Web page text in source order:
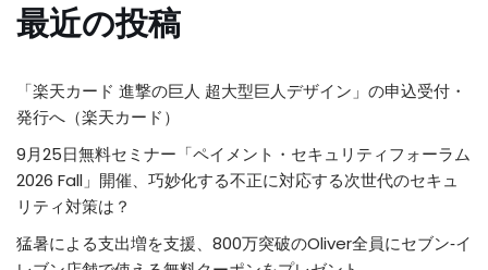
最近の投稿
「楽天カード 進撃の巨人 超大型巨人デザイン」の申込受付・
発行へ（楽天カード）
9月25日無料セミナー「ペイメント・セキュリティフォーラム
2026 Fall」開催、巧妙化する不正に対応する次世代のセキュ
リティ対策は？
猛暑による支出増を支援、800万突破のOliver全員にセブン‐イ